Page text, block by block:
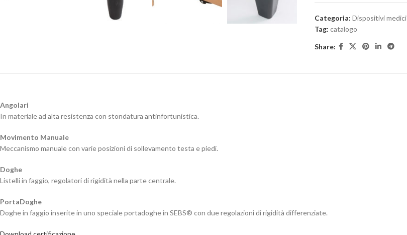
Categoria: Dispositivi medici
Tag: catalogo
Share:
Angolari
In materiale ad alta resistenza con stondatura antinfortunistica.
Movimento Manuale
Meccanismo manuale con varie posizioni di sollevamento testa e piedi.
Doghe
Listelli in faggio, regolatori di rigidità nella parte centrale.
PortaDoghe
Doghe in faggio inserite in uno speciale portadoghe in SEBS® con due regolazioni di rigidità differenziate.